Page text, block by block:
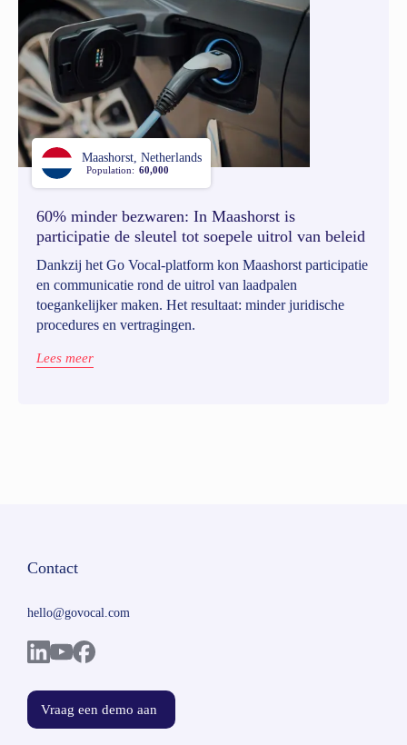
Maashorst, Netherlands
Population: 60,000
60% minder bezwaren: In Maashorst is
participatie de sleutel tot soepele uitrol van beleid
Dankzij het Go Vocal-platform kon Maashorst participatie
en communicatie rond de uitrol van laadpalen
toegankelijker maken. Het resultaat: minder juridische
procedures en vertragingen.
Lees meer
Contact
hello@govocal.com
Vraag een demo aan